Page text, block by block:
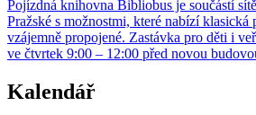
Pojízdná knihovna Bibliobus je součástí
Pražské s možnostmi, které nabízí klasická
vzájemně propojené. Zastávka pro děti i
ve čtvrtek 9:00 – 12:00 před novou
Kalendář